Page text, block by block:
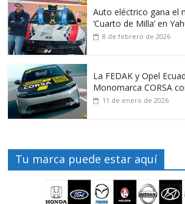
Auto eléctrico gana el
‘Cuarto de Milla’ en
8 de febrero de 2026
La FEDAK y Opel
Monomarca CORSA
11 de enero de 2026
Tu marca puede estar aquí